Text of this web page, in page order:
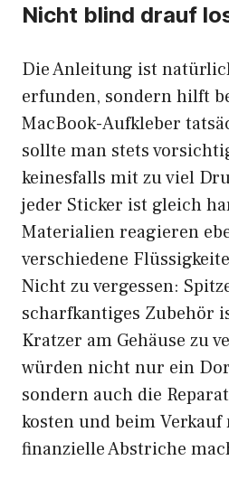
Nicht blind drauf
Die Anleitung ist
erfunden, sondern hilft
MacBook-Aufkleber
sollte man stets
keinesfalls mit zu viel
jeder Sticker ist gleich
Materialien reagieren
verschiedene
Nicht zu vergessen:
scharfkantiges Zubehör
Kratzer am Gehäuse zu
würden nicht nur ein
sondern auch die
kosten und beim Verkauf
finanzielle Abstriche